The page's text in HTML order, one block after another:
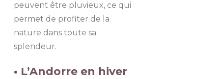
peuvent être pluvieux, ce qui
permet de profiter de la
nature dans toute sa
splendeur.
• L’Andorre en hiver